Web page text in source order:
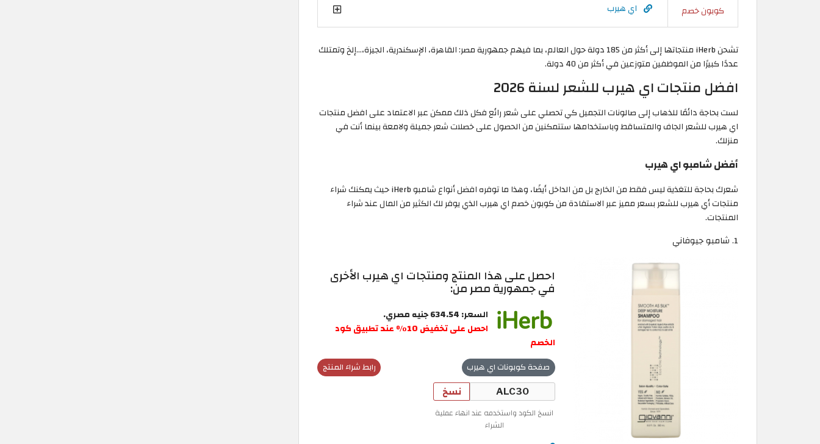
كوبون خصم
اي هيرب
تشحن iHerb منتجاتها إلى أكثر من 185 دولة حول العالم، بما فيهم جمهورية مصر: القاهرة، الإسكندرية، الجيزة،...إلخ وتمتلك
عددًا كبيرًا من الموظفين متوزعين في أكثر من 40 دولة.
افضل منتجات اي هيرب للشعر لسنة 2026
لست بحاجة دائمًا للذهاب إلى صالونات التجميل كي تحصلي على شعر رائع فكل ذلك ممكن عبر الاعتماد على افضل منتجات
اي هيرب للشعر الجاف والمتساقط وباستخدامها ستتمكنين من الحصول على خصلات شعر جميلة ولامعة بينما أنت في
منزلك.
أفضل شامبو اي هيرب
شعرك بحاجة للتغذية ليس فقط من الخارج بل من الداخل أيضًا، وهذا ما توفره افضل أنواع شامبو iHerb حيث يمكنك شراء
منتجات أي هيرب للشعر بسعر مميز عبر الاستفادة من كوبون خصم اي هيرب الذي يوفر لك الكثير من المال عند شراء
المنتجات.
1. شامبو جيوفاني
احصل على هذا المنتج ومنتجات اي هيرب الأخرى
في جمهورية مصر من:
السعر: 634.54 جنيه مصري.
احصل على تخفيض 10٪ عند تطبيق كود
الخصم
رابط شراء المنتج صفحة كوبونات اي هيرب
نسخ
انسخ الكود واستخدمه عند انهاء عملية
الشراء